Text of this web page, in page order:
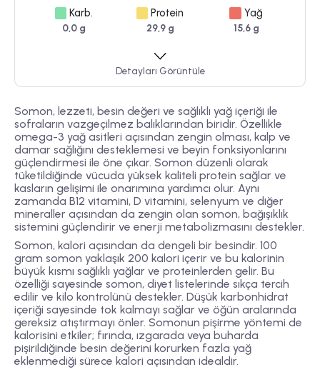
Karb.
0,0 g
Protein
29,9 g
Yağ
15,6 g
Detayları Görüntüle
Somon, lezzeti, besin değeri ve sağlıklı yağ içeriği ile
sofraların vazgeçilmez balıklarından biridir. Özellikle
omega-3 yağ asitleri açısından zengin olması, kalp ve
damar sağlığını desteklemesi ve beyin fonksiyonlarını
güçlendirmesi ile öne çıkar. Somon düzenli olarak
tüketildiğinde vücuda yüksek kaliteli protein sağlar ve
kasların gelişimi ile onarımına yardımcı olur. Aynı
zamanda B12 vitamini, D vitamini, selenyum ve diğer
mineraller açısından da zengin olan somon, bağışıklık
sistemini güçlendirir ve enerji metabolizmasını destekler.
Somon, kalori açısından da dengeli bir besindir. 100
gram somon yaklaşık 200 kalori içerir ve bu kalorinin
büyük kısmı sağlıklı yağlar ve proteinlerden gelir. Bu
özelliği sayesinde somon, diyet listelerinde sıkça tercih
edilir ve kilo kontrolünü destekler. Düşük karbonhidrat
içeriği sayesinde tok kalmayı sağlar ve öğün aralarında
gereksiz atıştırmayı önler. Somonun pişirme yöntemi de
kalorisini etkiler; fırında, ızgarada veya buharda
pişirildiğinde besin değerini korurken fazla yağ
eklenmediği sürece kalori açısından idealdir.